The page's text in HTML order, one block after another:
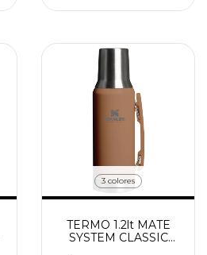
3 colores
TERMO 1.2lt MATE
SYSTEM CLASSIC